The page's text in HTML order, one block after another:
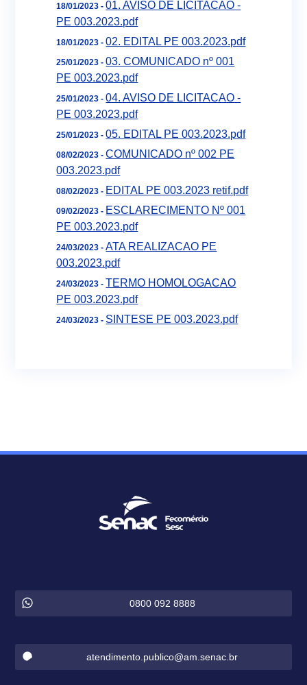
18/01/2023 -01. AVISO DE LICITACAO -
PE 003.2023.pdf
18/01/2023 -02. EDITAL PE 003.2023.pdf
25/01/2023 -03. COMUNICADO nº 001
PE 003.2023.pdf
25/01/2023 -04. AVISO DE LICITACAO -
PE 003.2023.pdf
25/01/2023 -05. EDITAL PE 003.2023.pdf
08/02/2023 -COMUNICADO nº 002 PE
003.2023.pdf
08/02/2023 - EDITAL PE 003.2023 retif.pdf
09/02/2023 - ESCLARECIMENTO Nº 001
PE 003.2023.pdf
24/03/2023 -ATA REALIZACAO PE
003.2023.pdf
24/03/2023 - TERMO HOMOLOGACAO
PE 003.2023.pdf
24/03/2023 - SINTESE PE 003.2023.pdf
0800 092 8888
atendimento.publico@am.senac.br